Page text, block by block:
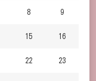
8 9
15 16
22 23